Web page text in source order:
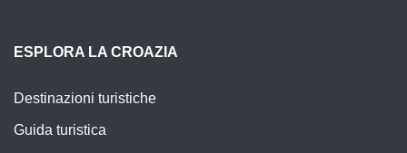
ESPLORA LA CROAZIA
Destinazioni turistiche
Guida turistica